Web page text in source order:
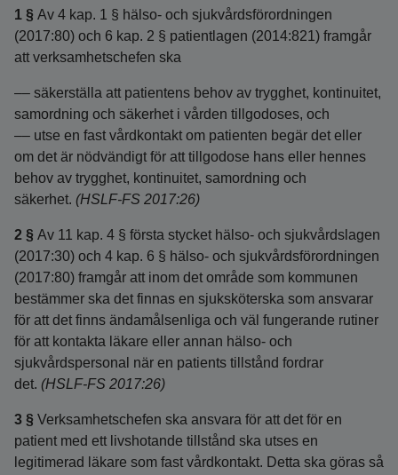
1 § Av 4 kap. 1 § hälso- och sjukvårdsförordningen
(2017:80) och 6 kap. 2 § patientlagen (2014:821) framgår
att verksamhetschefen ska
–– säkerställa att patientens behov av trygghet, kontinuitet,
samordning och säkerhet i vården tillgodoses, och
–– utse en fast vårdkontakt om patienten begär det eller
om det är nödvändigt för att tillgodose hans eller hennes
behov av trygghet, kontinuitet, samordning och
säkerhet. (HSLF-FS 2017:26)
2 § Av 11 kap. 4 § första stycket hälso- och sjukvårdslagen
(2017:30) och 4 kap. 6 § hälso- och sjukvårdsförordningen
(2017:80) framgår att inom det område som kommunen
bestämmer ska det finnas en sjuksköterska som ansvarar
för att det finns ändamålsenliga och väl fungerande rutiner
för att kontakta läkare eller annan hälso- och
sjukvårdspersonal när en patients tillstånd fordrar
det. (HSLF-FS 2017:26)
3 § Verksamhetschefen ska ansvara för att det för en
patient med ett livshotande tillstånd ska utses en
legitimerad läkare som fast vårdkontakt. Detta ska göras så